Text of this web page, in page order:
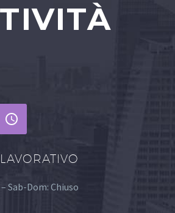


Sab-Dom: Chiuso